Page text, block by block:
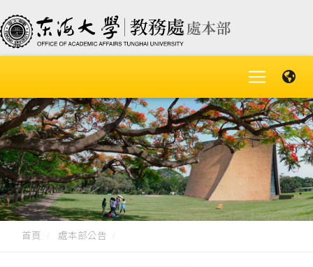
首頁 處本部公告